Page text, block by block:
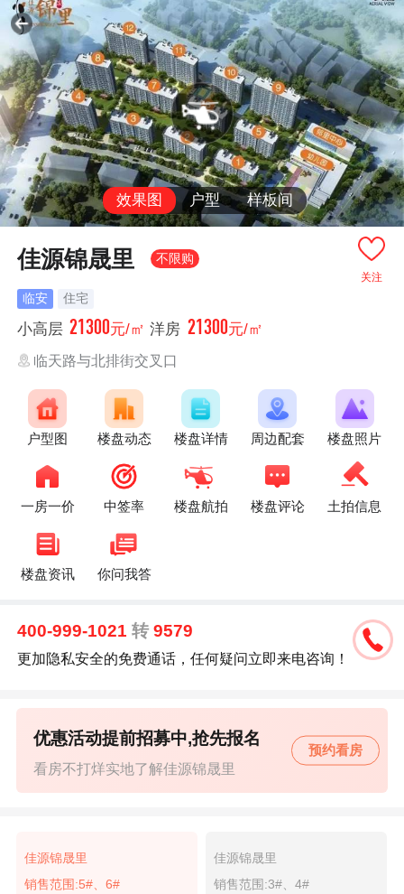
效果图 户型 样板间
关注
佳源锦晟里 不限购
临安 住宅
小高层 21300元/㎡ 洋房 21300元/㎡
临天路与北排街交叉口
户型图 楼盘动态 楼盘详情 周边配套 楼盘照片
一房一价 中签率 楼盘航拍 楼盘评论 土拍信息
楼盘资讯 你问我答
400-999-1021转 9579
更加隐私安全的免费通话，任何疑问立即来电咨询！
看房不打烊实地了解佳源锦晟里
优惠活动提前招募中,抢先报名
预约看房
佳源锦晟里
销售范围:5#、6#
佳源锦晟里
销售范围:3#、4#